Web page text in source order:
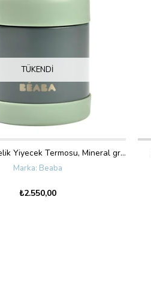
TÜKENDI
Paslanmaz Çelik Yiyecek Termosu, Mineral grey/Sage green 300 ml
Beaba
₺2.550,00